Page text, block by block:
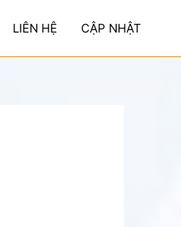
LIÊN HỆ CẬP NHẬT